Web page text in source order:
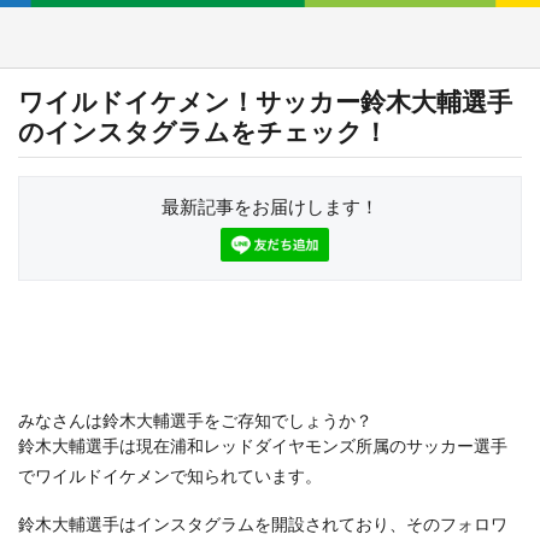
ワイルドイケメン！サッカー鈴木大輔選手
のインスタグラムをチェック！
最新記事をお届けします！
みなさんは鈴木大輔選手をご存知でしょうか？
鈴木大輔選手は現在浦和レッドダイヤモンズ所属のサッカー選手
でワイルドイケメンで知られています。
鈴木大輔選手はインスタグラムを開設されており、そのフォロワ